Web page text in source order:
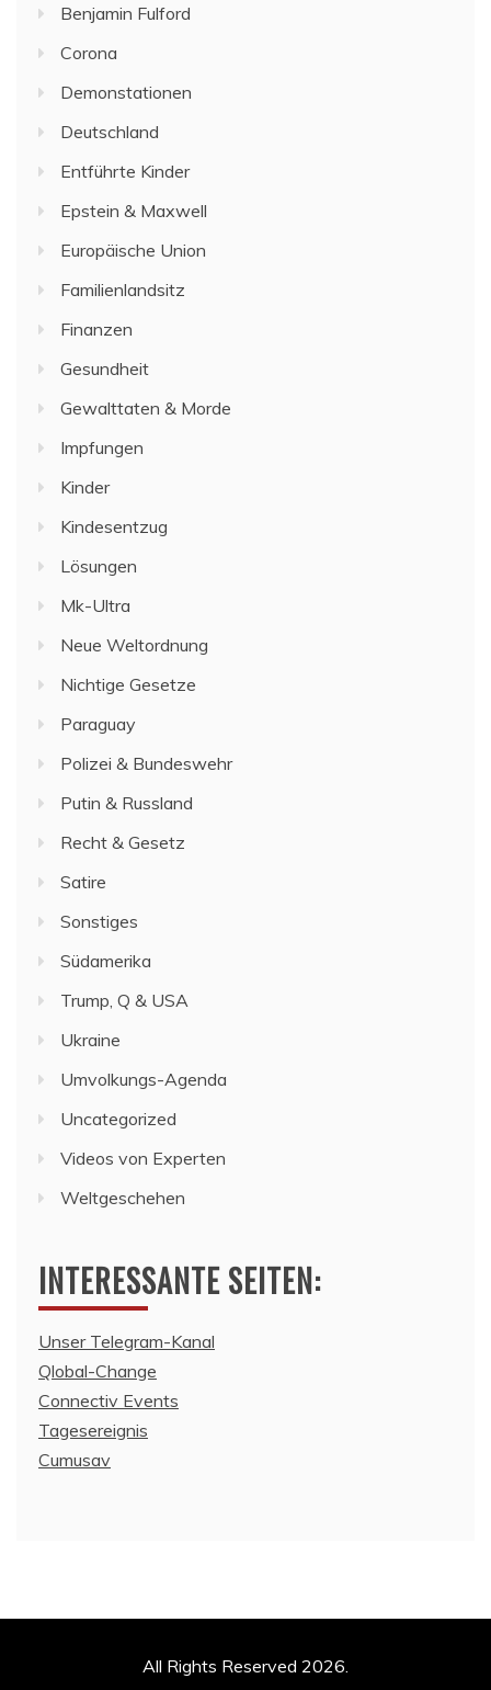
Benjamin Fulford
Corona
Demonstationen
Deutschland
Entführte Kinder
Epstein & Maxwell
Europäische Union
Familienlandsitz
Finanzen
Gesundheit
Gewalttaten & Morde
Impfungen
Kinder
Kindesentzug
Lösungen
Mk-Ultra
Neue Weltordnung
Nichtige Gesetze
Paraguay
Polizei & Bundeswehr
Putin & Russland
Recht & Gesetz
Satire
Sonstiges
Südamerika
Trump, Q & USA
Ukraine
Umvolkungs-Agenda
Uncategorized
Videos von Experten
Weltgeschehen
INTERESSANTE SEITEN:
Unser Telegram-Kanal
Qlobal-Change
Connectiv Events
Tagesereignis
Cumusav
All Rights Reserved 2026.